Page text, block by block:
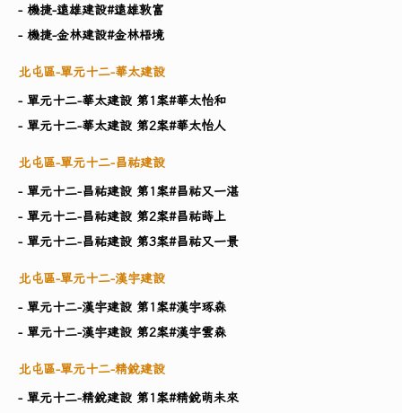
- 機捷-遠雄建設#遠雄敦富
- 機捷-金林建設#金林梧境
北屯區-單元十二-華太建設
- 單元十二-華太建設 第1案#華太怡和
- 單元十二-華太建設 第2案#華太怡人
北屯區-單元十二-昌祐建設
- 單元十二-昌祐建設 第1案#昌祐又一湛
- 單元十二-昌祐建設 第2案#昌祐蒔上
- 單元十二-昌祐建設 第3案#昌祐又一景
北屯區-單元十二-漢宇建設
- 單元十二-漢宇建設 第1案#漢宇琢森
- 單元十二-漢宇建設 第2案#漢宇雲森
北屯區-單元十二-精銳建設
- 單元十二-精銳建設 第1案#精銳萌未來